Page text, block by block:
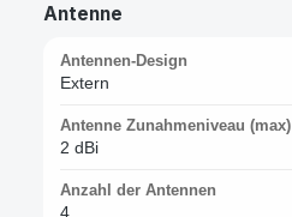
Antenne
Antennen-Design
Extern
Antenne Zunahmeniveau (max)
2 dBi
Anzahl der Antennen
4